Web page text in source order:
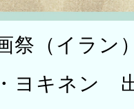
祭（イラン
ヨキネン